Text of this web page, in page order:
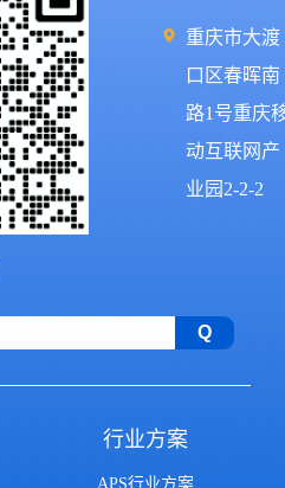
重庆市大渡
口区春晖南
路1号重庆
动互联网产
业园2-2-2
行业方案
APS行业方案